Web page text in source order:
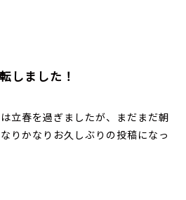
しました！
立春を過ぎましたが、まだまだ朝
りかなりお久しぶりの投稿になっ